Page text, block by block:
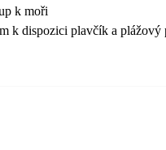
k moři
k dispozici plavčík a plážový